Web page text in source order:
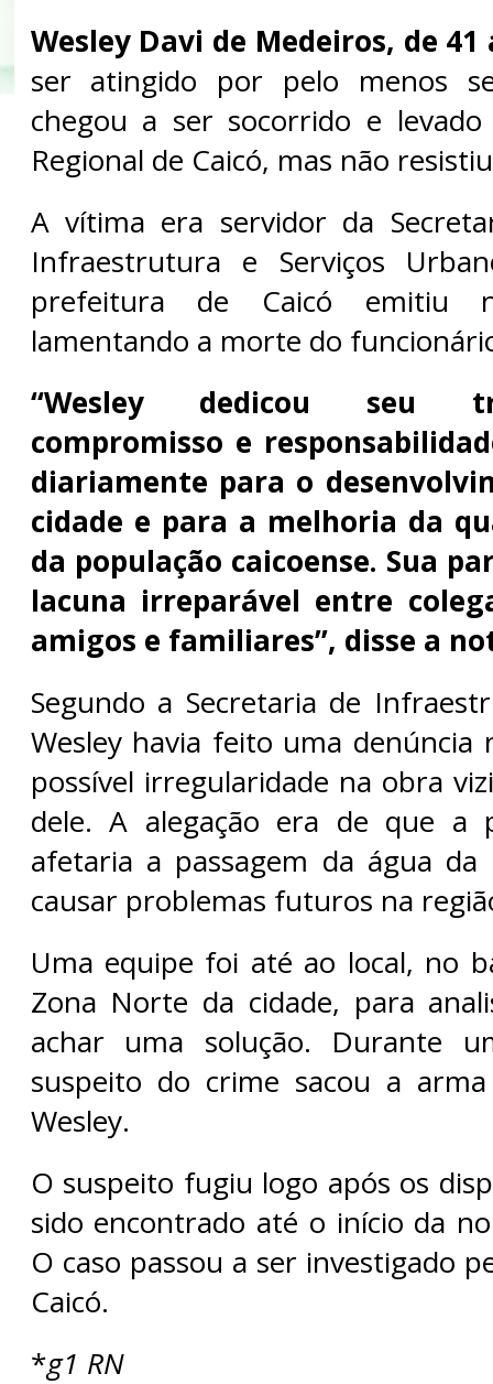
Wesley Davi de Medeiros, de 41
ser atingido por pelo menos
chegou a ser socorrido e
Regional de Caicó, mas não
A vítima era servidor da
Infraestrutura e Serviços
prefeitura de Caicó emitiu
lamentando a morte do
“Wesley dedicou seu
compromisso e
diariamente para o
cidade e para a melhoria da
da população caicoense. Sua
lacuna irreparável entre
amigos e familiares”, disse a
Segundo a Secretaria de
Wesley havia feito uma denúncia
possível irregularidade na obra
dele. A alegação era de que a
afetaria a passagem da água
causar problemas futuros na
Uma equipe foi até ao local, no
Zona Norte da cidade, para
achar uma solução. Durante
suspeito do crime sacou a
Wesley.
O suspeito fugiu logo após os
sido encontrado até o início da
O caso passou a ser investigado
Caicó.
*g1 RN